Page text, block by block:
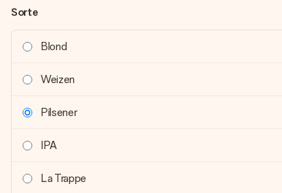
Sorte
Blond
Weizen
Pilsener
IPA
La Trappe